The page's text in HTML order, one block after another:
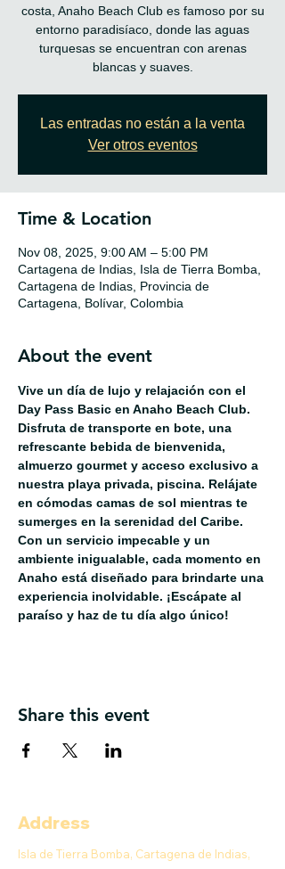
costa, Anaho Beach Club es famoso por su
entorno paradisíaco, donde las aguas
turquesas se encuentran con arenas
blancas y suaves.
Las entradas no están a la venta
Ver otros eventos
Time & Location
Nov 08, 2025, 9:00 AM – 5:00 PM
Cartagena de Indias, Isla de Tierra Bomba,
Cartagena de Indias, Provincia de
Cartagena, Bolívar, Colombia
About the event
Vive un día de lujo y relajación con el
Day Pass Basic en Anaho Beach Club.
Disfruta de transporte en bote, una
refrescante bebida de bienvenida,
almuerzo gourmet y acceso exclusivo a
nuestra playa privada, piscina. Relájate
en cómodas camas de sol mientras te
sumerges en la serenidad del Caribe.
Con un servicio impecable y un
ambiente inigualable, cada momento en
Anaho está diseñado para brindarte una
experiencia inolvidable. ¡Escápate al
paraíso y haz de tu día algo único!
Share this event
Address
Isla de Tierra Bomba, Cartagena de Indias,